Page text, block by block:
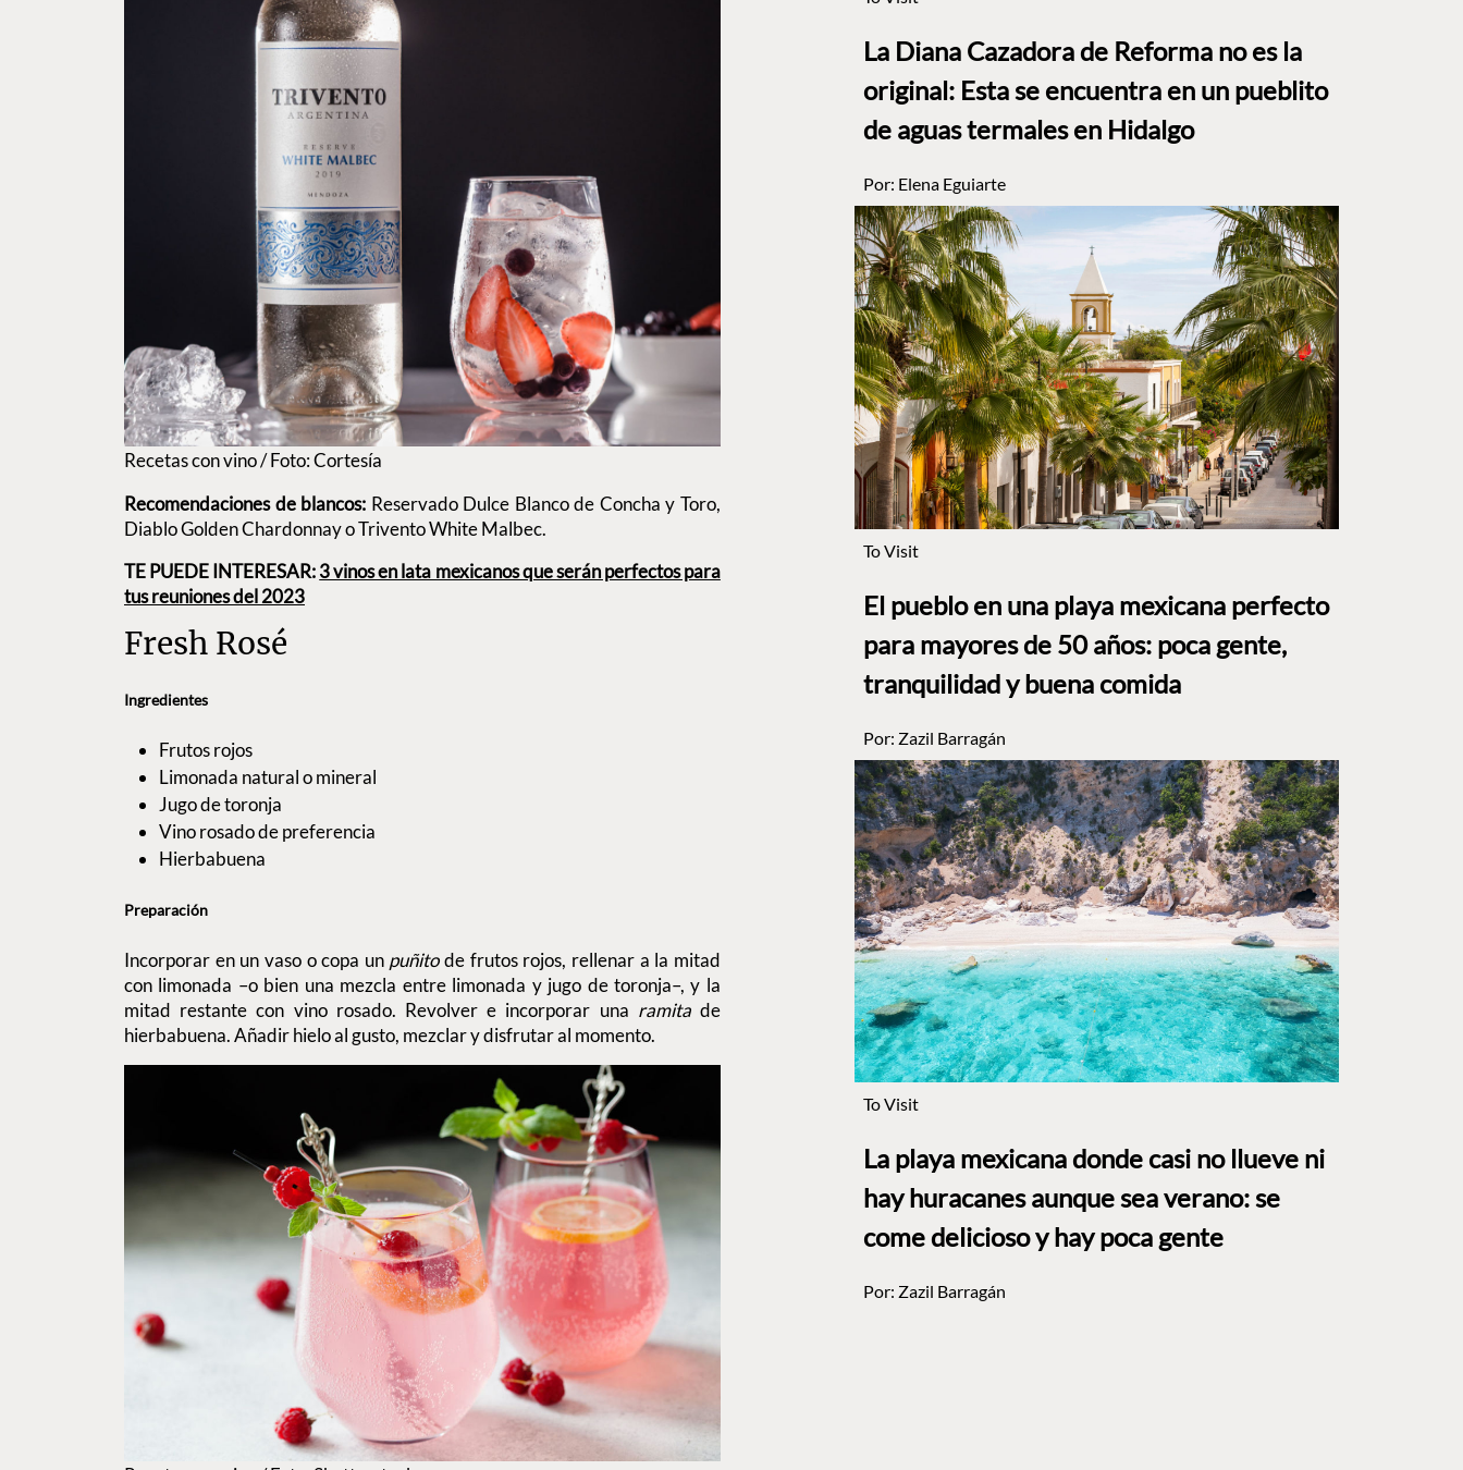
Recetas con vino / Foto: Cortesía
Recomendaciones de blancos: Reservado Dulce Blanco de Concha y Toro,
Diablo Golden Chardonnay o Trivento White Malbec.
TE PUEDE INTERESAR:3 vinos en lata mexicanos que serán perfectos para
tus reuniones del 2023
Fresh Rosé
Ingredientes
Frutos rojos
Limonada natural o mineral
Jugo de toronja
Vino rosado de preferencia
Hierbabuena
Preparación
Incorporar en un vaso o copa un puñitode frutos rojos, rellenar a la mitad
con limonada –o bien una mezcla entre limonada y jugo de toronja–, y la
mitad restante con vino rosado. Revolver e incorporar una ramita de
hierbabuena. Añadir hielo al gusto, mezclar y disfrutar al momento.
La Diana Cazadora de Reforma no es la
original: Esta se encuentra en un pueblito
de aguas termales en Hidalgo
Por: Elena Eguiarte
To Visit
El pueblo en una playa mexicana perfecto
para mayores de 50 años: poca gente,
tranquilidad y buena comida
Por: Zazil Barragán
To Visit
La playa mexicana donde casi no llueve ni
hay huracanes aunque sea verano: se
come delicioso y hay poca gente
Por: Zazil Barragán